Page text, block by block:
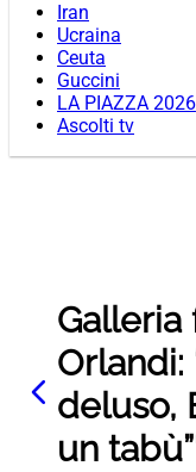
Iran
Ucraina
Ceuta
Guccini
LA PIAZZA 2026
Ascolti tv
Orlandi:
deluso,
un